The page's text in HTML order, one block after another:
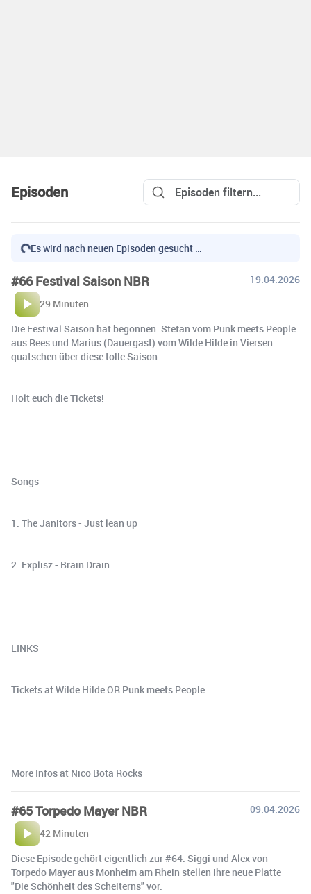
Episoden
Es wird nach neuen Episoden gesucht …
#66 Festival Saison NBR
19.04.2026
29 Minuten
Die Festival Saison hat begonnen. Stefan vom Punk meets People
aus Rees und Marius (Dauergast) vom Wilde Hilde in Viersen
quatschen über diese tolle Saison.
Holt euch die Tickets!
Songs
1. The Janitors - Just lean up
2. Explisz - Brain Drain
LINKS
Tickets at Wilde Hilde OR Punk meets People
More Infos at Nico Bota Rocks
#65 Torpedo Mayer NBR
09.04.2026
42 Minuten
Diese Episode gehört eigentlich zur #64. Siggi und Alex von
Torpedo Mayer aus Monheim am Rhein stellen ihre neue Platte
"Die Schönheit des Scheiterns" vor.